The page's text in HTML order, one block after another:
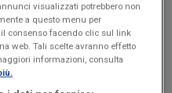
quando usi reti wi-fi
richiedono una password
dotate di misure di
visualizzati potrebbero non
a questo menu per
consenso facendo clic sul link
web. Tali scelte avranno effetto
informazioni, consulta